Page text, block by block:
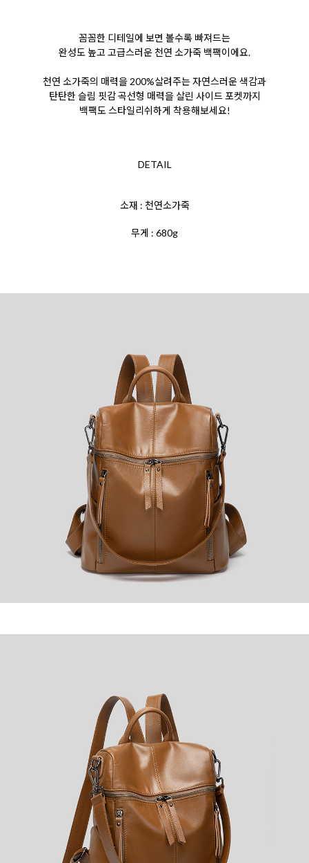
꼼꼼한 디테일에 보면 볼수록 빠져드는
완성도 높고 고급스러운 천연 소가죽 백팩이에요.
천연 소가죽의 매력을 200%살려주는자연스러운 색감과
탄탄한 슬림 핏감곡선형 매력을 살린 사이드 포켓까지
백팩도 스타일리쉬하게 착용해보세요!
DETAIL
소재 : 천연소가죽
무게 : 680g